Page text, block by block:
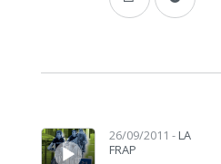
Lecteur audio 26/09/2011 - LA
FRAP